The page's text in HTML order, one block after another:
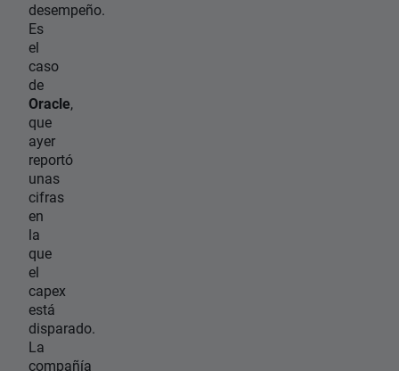
desempeño.
Es
el
caso
de
Oracle,
que
ayer
reportó
unas
cifras
en
la
que
el
capex
está
disparado.
La
compañía